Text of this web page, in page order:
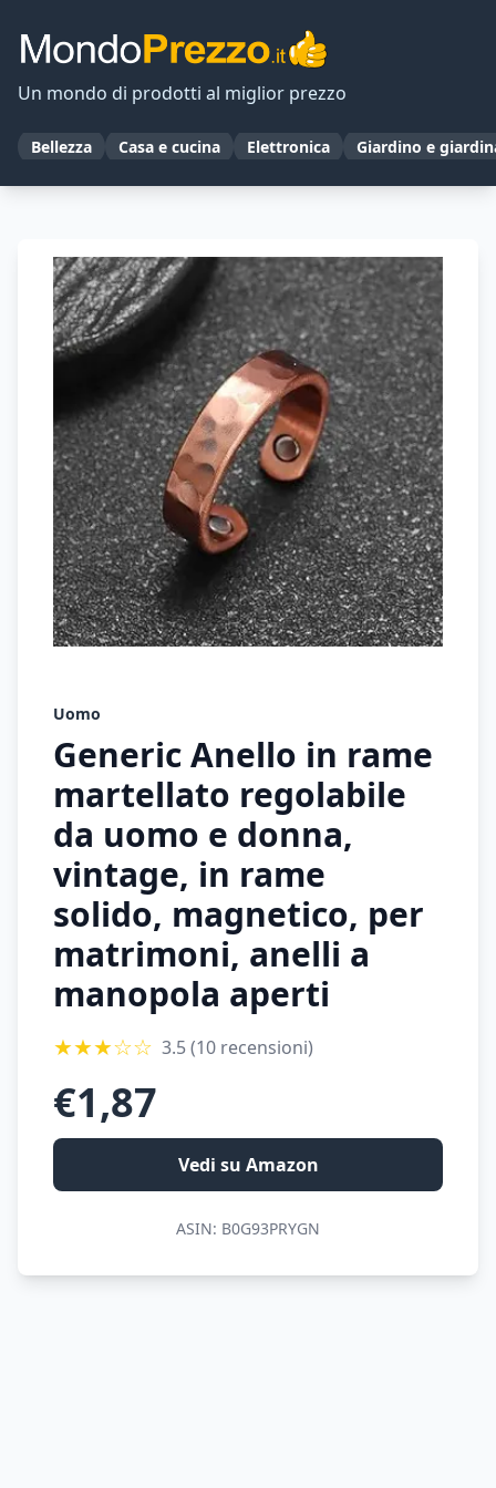
Un mondo di prodotti al miglior prezzo
Bellezza Casa e cucina Elettronica Giardino e
Uomo
Generic Anello in rame
martellato regolabile
da uomo e donna,
vintage, in rame
solido, magnetico, per
matrimoni, anelli a
manopola aperti
★★★☆☆ 3.5(10 recensioni)
€1,87
Vedi su Amazon
ASIN: B0G93PRYGN